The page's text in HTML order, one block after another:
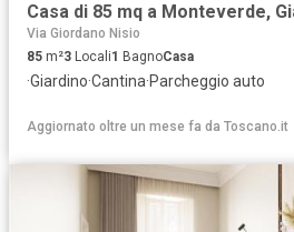
Via Giordano Nisio
85 m²3 Locali1 BagnoCasa
·Giardino·Cantina·Parcheggio auto
Aggiornato oltre un mese fa da Toscano.it